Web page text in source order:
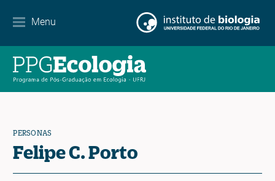
Menu
EN ES PT
PERSONAS
Felipe C. Porto